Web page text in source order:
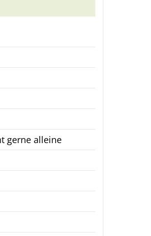
gerne alleine